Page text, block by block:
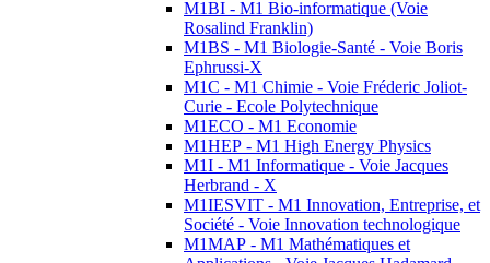
M1BI - M1 Bio-informatique (Voie
Rosalind Franklin)
M1BS - M1 Biologie-Santé - Voie Boris
Ephrussi-X
M1C - M1 Chimie - Voie Fréderic Joliot-
Curie - Ecole Polytechnique
M1ECO - M1 Economie
M1HEP - M1 High Energy Physics
M1I - M1 Informatique - Voie Jacques
Herbrand - X
M1IESVIT - M1 Innovation, Entreprise, et
Société - Voie Innovation technologique
M1MAP - M1 Mathématiques et